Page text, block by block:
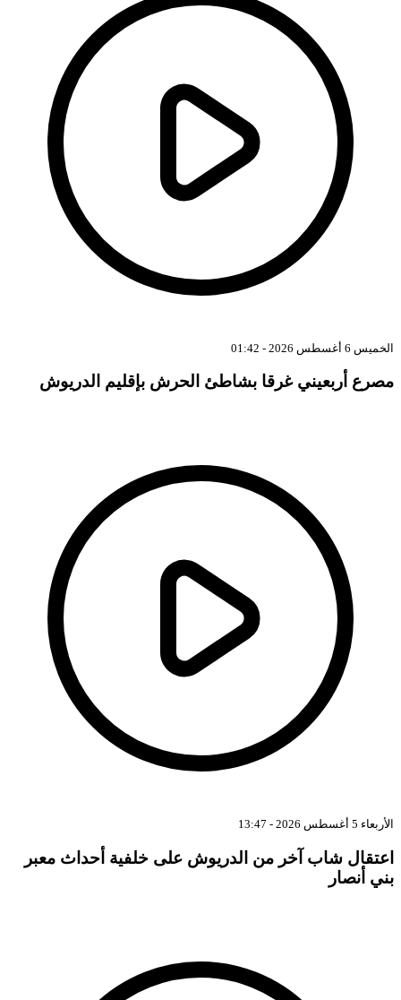
6 أغسطس 2026 - 01:42
أربعيني غرقا بشاطئ الحرش بإقليم الدريوش
5 أغسطس 2026 - 13:47
شاب آخر من الدريوش على خلفية أحداث معبر
أنصار